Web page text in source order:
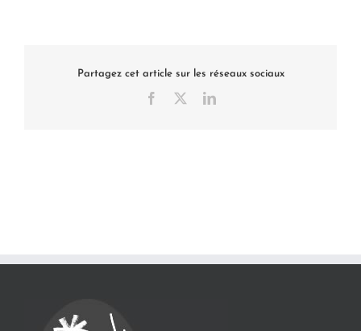
Partagez cet article sur les réseaux sociaux
Facebook LinkedIn